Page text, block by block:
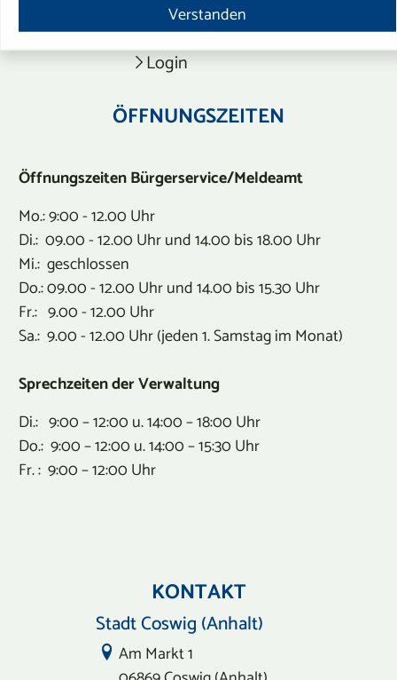
Verstanden
Inhalt
Login
ÖFFNUNGSZEITEN
Öffnungszeiten Bürgerservice/Meldeamt
Mo.: 9:00 - 12.00 Uhr
Di.: 09.00 - 12.00 Uhr und 14.00 bis 18.00 Uhr
Mi.: geschlossen
Do.: 09.00 - 12.00 Uhr und 14.00 bis 15.30 Uhr
Fr.: 9.00 - 12.00 Uhr
Sa.: 9.00 - 12.00 Uhr (jeden 1. Samstag im Monat)
Sprechzeiten der Verwaltung
Di.: 9:00 – 12:00 u. 14:00 – 18:00 Uhr
Do.: 9:00 – 12:00 u. 14:00 – 15:30 Uhr
Fr. : 9:00 – 12:00 Uhr
KONTAKT
Stadt Coswig (Anhalt)
Link zur Google-Maps Navigation
Am Markt 1